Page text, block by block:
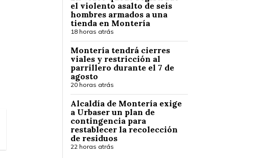
el violento asalto de seis
hombres armados a una
tienda en Montería
18 horas atrás
Montería tendrá cierres
viales y restricción al
parrillero durante el 7 de
agosto
20 horas atrás
Alcaldía de Montería exige
a Urbaser un plan de
contingencia para
restablecer la recolección
de residuos
22 horas atrás